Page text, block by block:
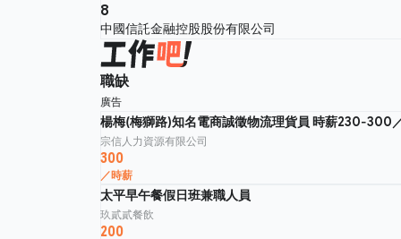
8
中國信託金融控股股份有限公司
職缺
廣告
楊梅(梅獅路)知名電商誠徵物流理貨員 時薪230-300
宗信人力資源有限公司
300
／時薪
太平早午餐假日班兼職人員
玖貳貳餐飲
200